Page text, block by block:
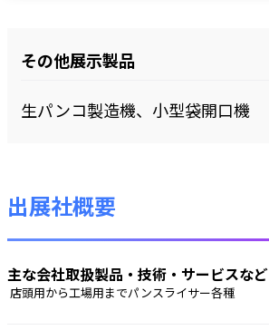
その他展示製品
生パンコ製造機、小型袋開口機
出展社概要
主な会社取扱製品・技術・サービスなど
店頭用から工場用までパンスライサー各種